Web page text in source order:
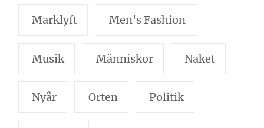
Marklyft Men's Fashion
Musik Människor Naket
Nyår Orten Politik